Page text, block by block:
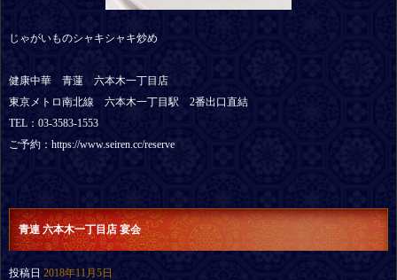
じゃがいものシャキシャキ炒め
健康中華 青蓮 六本木一丁目店
東京メトロ南北線 六本木一丁目駅 2番出口直結
TEL：03-3583-1553
ご予約：https://www.seiren.cc/reserve
青連 六本木一丁目店 宴会
投稿日 2018年11月5日